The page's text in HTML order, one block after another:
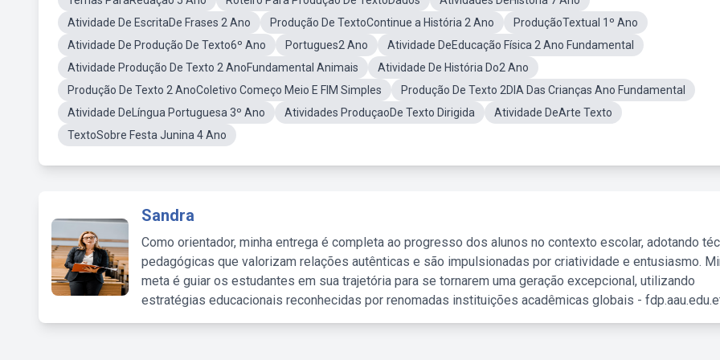
Atividade De EscritaDe Frases 2 Ano
Produção De TextoContinue a História 2 Ano
ProduçãoTextual 1º Ano
Atividade De Produção De Texto6º Ano
Portugues2 Ano
Atividade DeEducação Física 2 Ano Fundamental
Atividade Produção De Texto 2 AnoFundamental Animais
Atividade De História Do2 Ano
Produção De Texto 2 AnoColetivo Começo Meio E FIM Simples
Produção De Texto 2DIA Das Crianças Ano Fundamental
Atividade DeLíngua Portuguesa 3º Ano
Atividades ProduçaoDe Texto Dirigida
Atividade DeArte Texto
TextoSobre Festa Junina 4 Ano
Sandra
Como orientador, minha entrega é completa ao progresso dos alunos no contexto escolar, adotando
pedagógicas que valorizam relações autênticas e são impulsionadas por criatividade e entusiasmo.
meta é guiar os estudantes em sua trajetória para se tornarem uma geração excepcional, utilizando
estratégias educacionais reconhecidas por renomadas instituições acadêmicas globais -